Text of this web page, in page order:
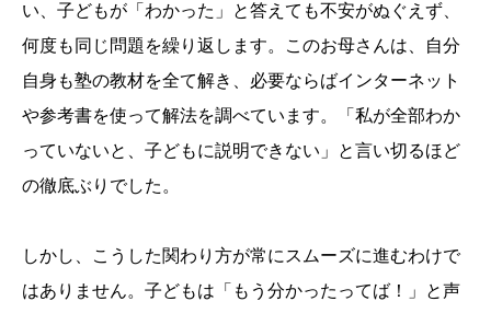
い、子どもが「わかった」と答えても不安がぬぐえず、
何度も同じ問題を繰り返します。このお母さんは、自分
自身も塾の教材を全て解き、必要ならばインターネット
や参考書を使って解法を調べています。「私が全部わか
っていないと、子どもに説明できない」と言い切るほど
の徹底ぶりでした。
しかし、こうした関わり方が常にスムーズに進むわけで
はありません。子どもは「もう分かったってば！」と声